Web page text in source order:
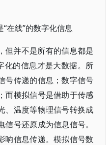
“在线”的数字化信息
但并不是所有的信息都是
化的信息才是大数据。所
号传递的信息；数字信号
而模拟信号是借助于传感
、温度等物理信号转换成
号还原成为信息信号。
响信息传递。模拟信号数